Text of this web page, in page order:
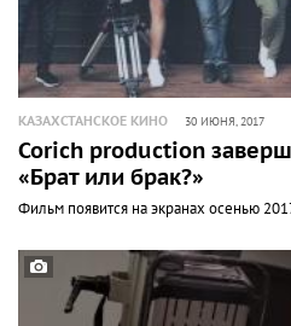
КАЗАХСТАНСКОЕ КИНО 30 ИЮНЯ, 2017
Corich production
«Брат или брак?»
Фильм появится на экранах осенью